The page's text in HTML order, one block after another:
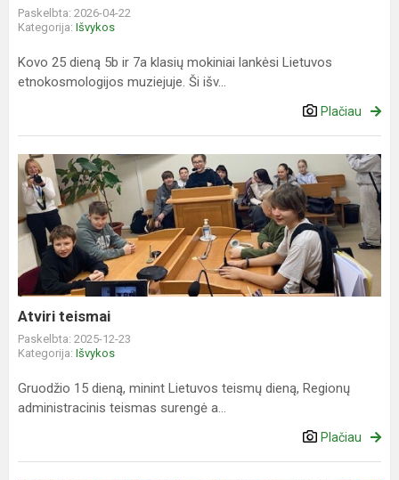
Paskelbta: 2026-04-22
Kategorija: Išvykos
Kovo 25 dieną 5b ir 7a klasių mokiniai lankėsi Lietuvos
etnokosmologijos muziejuje. Ši išv...
Plačiau
Atviri
teismai
Atviri teismai
Paskelbta: 2025-12-23
Kategorija: Išvykos
Gruodžio 15 dieną, minint Lietuvos teismų dieną, Regionų
administracinis teismas surengė a...
Plačiau